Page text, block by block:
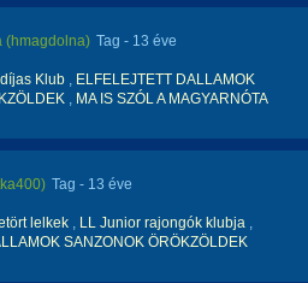
(hmagdolna) Tag - 13 éve
Klub , ELFELEJTETT DALLAMOK
, MA IS SZÓL A MAGYARNÓTA
Tag - 13 éve
lelkek , LL Junior rajongók klubja ,
SANZONOK ÖRÖKZÖLDEK